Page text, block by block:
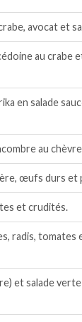
avocat et
au crabe
en salade
au
œufs durs
et crudités.
radis, tomates
et salade